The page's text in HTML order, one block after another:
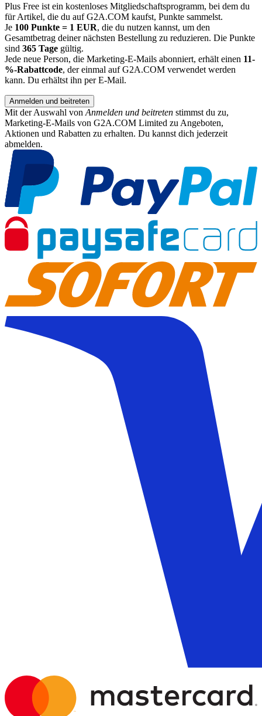
Plus Free ist ein kostenloses Mitgliedschaftsprogramm, bei dem du
für Artikel, die du auf G2A.COM kaufst, Punkte sammelst.
Je 100 Punkte = 1 EUR, die du nutzen kannst, um den
Gesamtbetrag deiner nächsten Bestellung zu reduzieren. Die Punkte
sind 365 Tage gültig.
Jede neue Person, die Marketing-E-Mails abonniert, erhält einen 11-
%-Rabattcode, der einmal auf G2A.COM verwendet werden
kann. Du erhältst ihn per E-Mail.
Anmelden und beitreten
Mit der Auswahl von Anmelden und beitreten stimmst du zu,
Marketing-E-Mails von G2A.COM Limited zu Angeboten,
Aktionen und Rabatten zu erhalten. Du kannst dich jederzeit
abmelden.